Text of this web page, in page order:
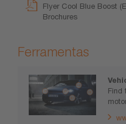
Flyer Cool Blue Boost
Brochures
Ferramentas
Find